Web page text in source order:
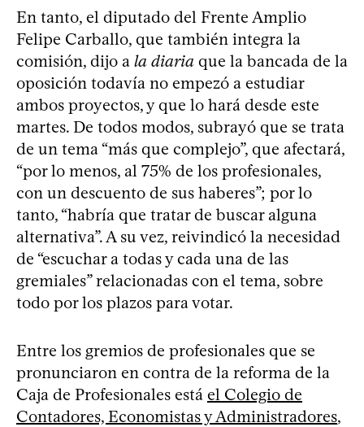
En tanto, el diputado del Frente Amplio
Felipe Carballo, que también integra la
comisión, dijo a la diaria que la bancada de la
oposición todavía no empezó a estudiar
ambos proyectos, y que lo hará desde este
martes. De todos modos, subrayó que se trata
de un tema “más que complejo”, que afectará,
“por lo menos, al 75% de los profesionales,
con un descuento de sus haberes”; por lo
tanto, “habría que tratar de buscar alguna
alternativa”. A su vez, reivindicó la necesidad
de “escuchar a todas y cada una de las
gremiales” relacionadas con el tema, sobre
todo por los plazos para votar.
Entre los gremios de profesionales que se
pronunciaron en contra de la reforma de la
Caja de Profesionales está el Colegio de
Contadores, Economistas y Administradores,